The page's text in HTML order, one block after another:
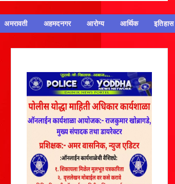
अमरावती अहमदनगर आरोग्य आर्थिक इतिहास